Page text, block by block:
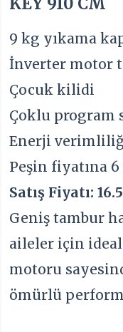
9 kg yıkama
İnverter motor
Çocuk kilidi
Çoklu program
Enerji
Peşin fiyatına
Satış Fiyatı:
Geniş tambur
aileler için
motoru
ömürlü